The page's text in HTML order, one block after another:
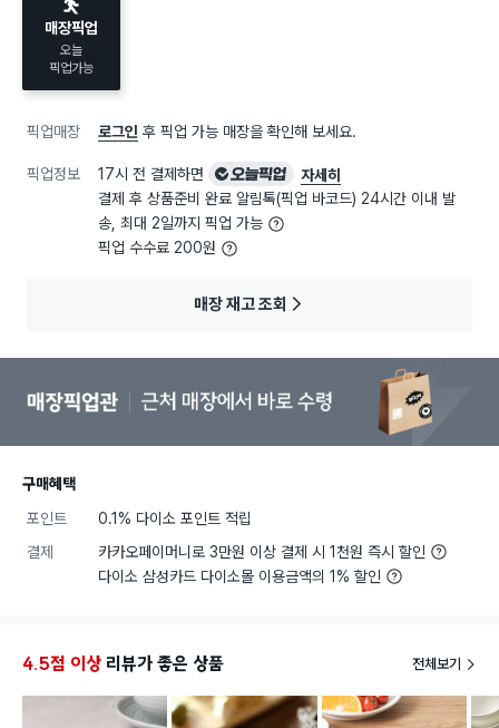
매장픽업
오늘
픽업가능
픽업매장 로그인 후 픽업 가능 매장을 확인해 보세요.
픽업정보 17시 전 결제하면 오늘픽업
자세히
결제 후 상품준비 완료 알림톡(픽업 바코드) 24시간 이내 발
송, 최대 2일까지 픽업 가능
픽업 수수료 200원
매장 재고 조회
구매혜택
포인트
0.1% 다이소 포인트 적립
결제
카카오페이머니로 3만원 이상 결제 시 1천원 즉시 할인
다이소 삼성카드 다이소몰 이용금액의 1% 할인
4.5점 이상 리뷰가 좋은 상품 전체보기